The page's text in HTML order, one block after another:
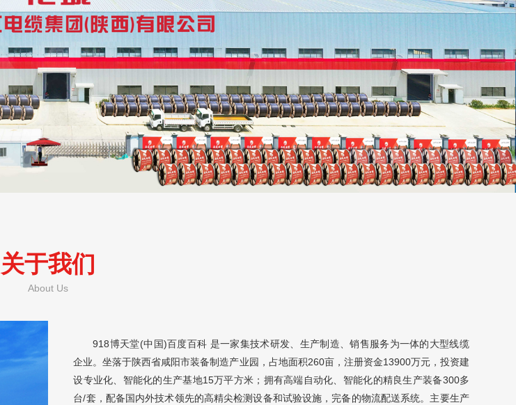
关于我们
About Us
918博天堂(中国)百度百科 是一家集技术研发、生产制造、销售服务为一体的大型线缆
企业。坐落于陕西省咸阳市装备制造产业园，占地面积260亩，注册资金13900万元，投资建
设专业化、智能化的生产基地15万平方米；拥有高端自动化、智能化的精良生产装备300多
台/套，配备国内外技术领先的高精尖检测设备和试验设施，完备的物流配送系统。主要生产